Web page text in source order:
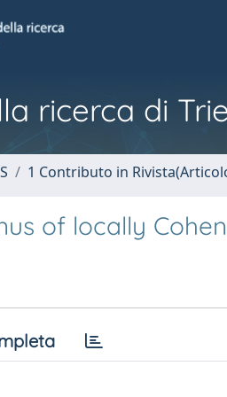
ricerca di
1 Contributo in
of locally